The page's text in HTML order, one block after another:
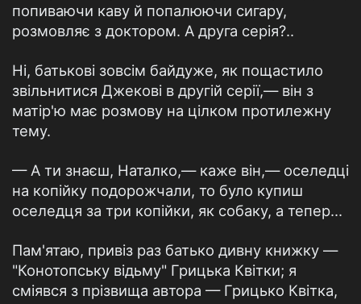
попиваючи каву й попалюючи сигару,
розмовляє з доктором. А друга серія?..
Ні, батькові зовсім байдуже, як пощастило
звільнитися Джекові в другій серії,— він з
матір'ю має розмову на цілком протилежну
тему.
— А ти знаєш, Наталко,— каже він,— оселедці
на копійку подорожчали, то було купиш
оселедця за три копійки, як собаку, а тепер...
Пам'ятаю, привіз раз батько дивну книжку —
"Конотопську відьму" Грицька Квітки; я
сміявся з прізвища автора — Грицько Квітка,